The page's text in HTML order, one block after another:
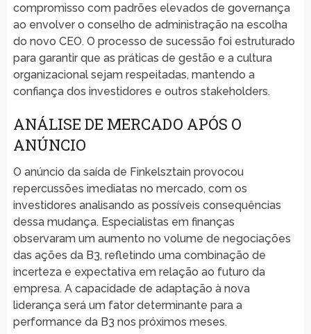
compromisso com padrões elevados de governança
ao envolver o conselho de administração na escolha
do novo CEO. O processo de sucessão foi estruturado
para garantir que as práticas de gestão e a cultura
organizacional sejam respeitadas, mantendo a
confiança dos investidores e outros stakeholders.
ANÁLISE DE MERCADO APÓS O
ANÚNCIO
O anúncio da saída de Finkelsztain provocou
repercussões imediatas no mercado, com os
investidores analisando as possíveis consequências
dessa mudança. Especialistas em finanças
observaram um aumento no volume de negociações
das ações da B3, refletindo uma combinação de
incerteza e expectativa em relação ao futuro da
empresa. A capacidade de adaptação à nova
liderança será um fator determinante para a
performance da B3 nos próximos meses.